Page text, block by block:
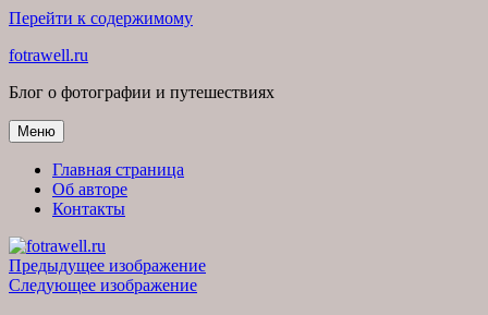
Перейти к содержимому
fotrawell.ru
Блог о фотографии и путешествиях
Меню
Главная страница
Об авторе
Контакты
Предыдущее изображение
Следующее изображение